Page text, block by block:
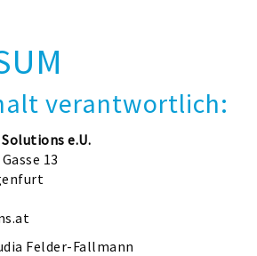
verantwortlich:
e.U.
13
Felder-Fallmann